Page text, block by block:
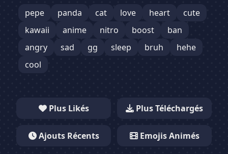
pepe panda cat love heart
cute
kawaii
anime nitro boost
ban
angry
sad gg sleep bruh
hehe
cool
Plus Likés Plus Téléchargés
Ajouts Récents Emojis Animés
Nom :
Taille :
Serveur :